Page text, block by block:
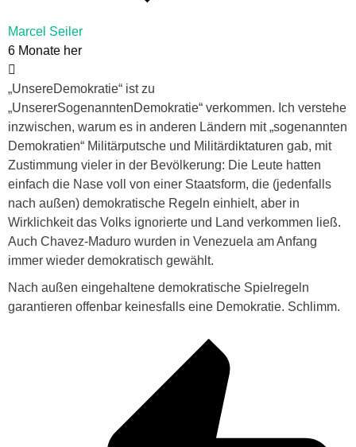
Marcel Seiler
6 Monate her
„UnsereDemokratie“ ist zu
„UnsererSogenanntenDemokratie“ verkommen. Ich verstehe
inzwischen, warum es in anderen Ländern mit „sogenannten
Demokratien“ Militärputsche und Militärdiktaturen gab, mit
Zustimmung vieler in der Bevölkerung: Die Leute hatten
einfach die Nase voll von einer Staatsform, die (jedenfalls
nach außen) demokratische Regeln einhielt, aber in
Wirklichkeit das Volks ignorierte und Land verkommen ließ.
Auch Chavez-Maduro wurden in Venezuela am Anfang
immer wieder demokratisch gewählt.
Nach außen eingehaltene demokratische Spielregeln
garantieren offenbar keinesfalls eine Demokratie. Schlimm.